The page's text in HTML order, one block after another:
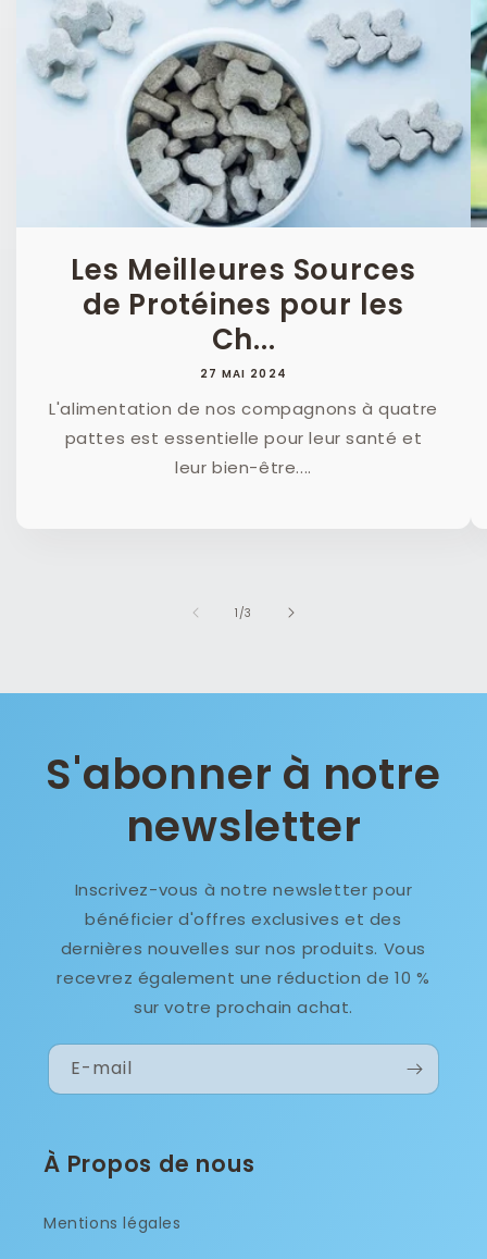
Les Meilleures Sources
de Protéines pour les
Ch...
27 MAI 2024
L'alimentation de nos compagnons à quatre
pattes est essentielle pour leur santé et
leur bien-être....
1 /de
3
S'abonner à notre
newsletter
Inscrivez-vous à notre newsletter pour
bénéficier d'offres exclusives et des
dernières nouvelles sur nos produits. Vous
recevrez également une réduction de 10 %
sur votre prochain achat.
E-mail
À Propos de nous
Mentions légales